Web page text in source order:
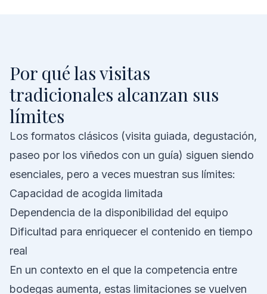
Por qué las visitas
tradicionales alcanzan sus
límites
Los formatos clásicos (visita guiada, degustación,
paseo por los viñedos con un guía) siguen siendo
esenciales, pero a veces muestran sus límites:
Capacidad de acogida limitada
Dependencia de la disponibilidad del equipo
Dificultad para enriquecer el contenido en tiempo
real
En un contexto en el que la competencia entre
bodegas aumenta, estas limitaciones se vuelven